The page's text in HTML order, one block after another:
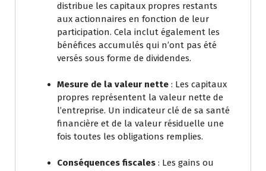
distribue les capitaux propres restants
aux actionnaires en fonction de leur
participation. Cela inclut également les
bénéfices accumulés qui n’ont pas été
versés sous forme de dividendes.
Mesure de la valeur nette : Les capitaux
propres représentent la valeur nette de
l’entreprise. Un indicateur clé de sa santé
financière et de la valeur résiduelle une
fois toutes les obligations remplies.
Conséquences fiscales : Les gains ou